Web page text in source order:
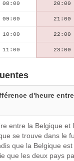
08:00 20:00
09:00 21:00
10:00 22:00
11:00 23:00
d'heure
entre la Belgique et
se trouve dans le
que la Belgique
que les deux pays